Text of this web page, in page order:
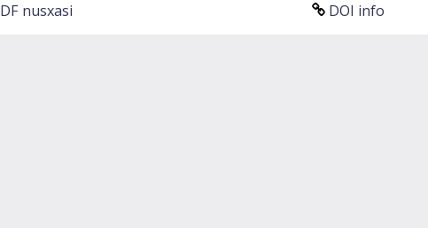
nusxasi DOI info